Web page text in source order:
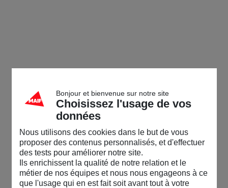
Bonjour et bienvenue sur notre site
Choisissez l'usage de vos
données
Nous utilisons des cookies dans le but de vous
proposer des contenus personnalisés, et d'effectuer
des tests pour améliorer notre site.
Ils enrichissent la qualité de notre relation et le
métier de nos équipes et nous nous engageons à ce
que l'usage qui en est fait soit avant tout à votre